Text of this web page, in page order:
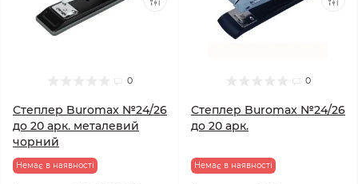
0
Степлер Buromax №24/26
до 20 арк. металевий
чорний
Немає в наявності
0
Степлер Buromax №24/26
до 20 арк.
Немає в наявності